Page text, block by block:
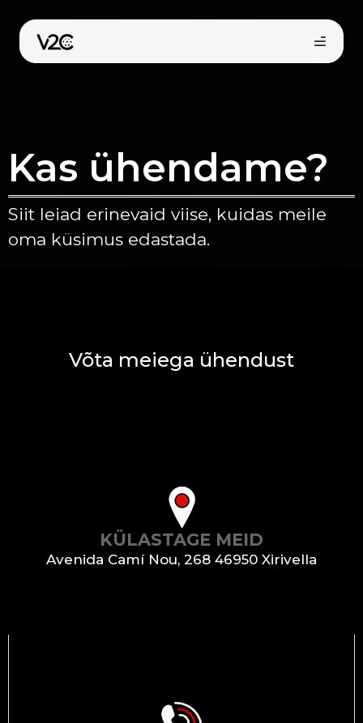
content
Kas ühendame?
Siit leiad erinevaid viise, kuidas meile
oma küsimus edastada.
Võta meiega ühendust
KÜLASTAGE MEID
Avenida Camí Nou, 268 46950 Xirivella